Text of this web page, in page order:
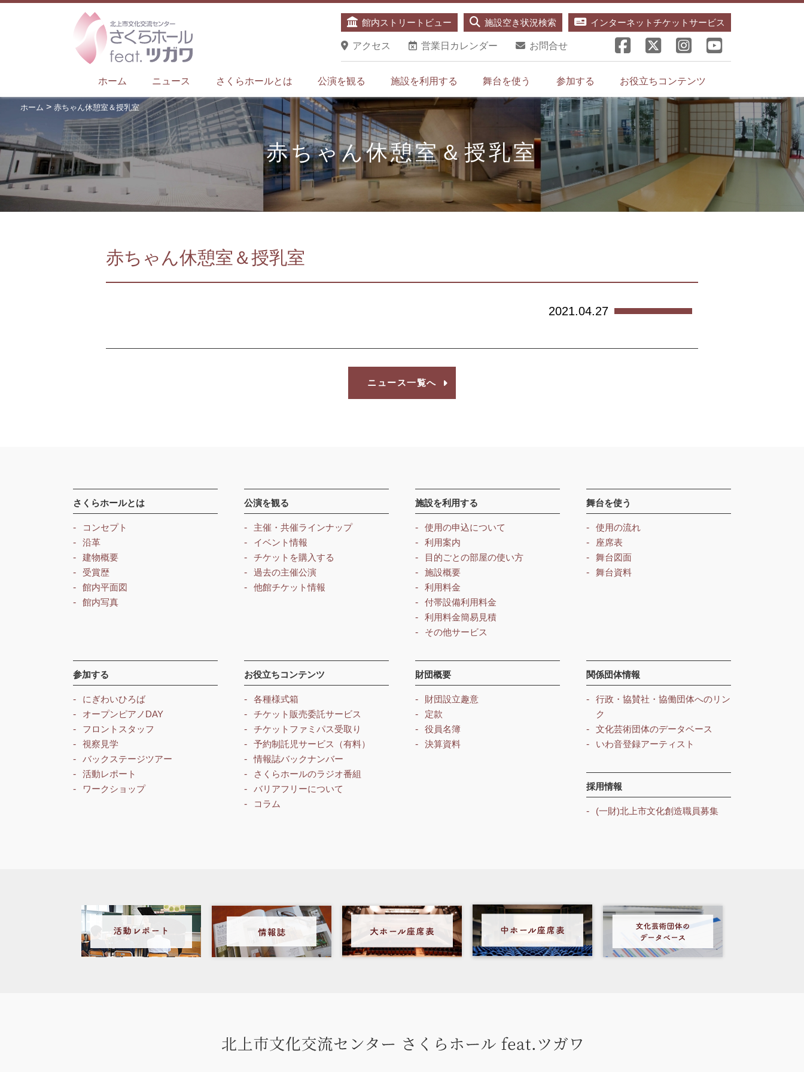
館内ストリートビュー 施設空き状況検索 インターネットチケットサービス
アクセス 営業日カレンダー お問合せ
ホーム ニュース さくらホールとは 公演を観る 施設を利用する 舞台を使う 参加する お役立ちコンテンツ
赤ちゃん休憩室＆授乳室
ホーム > 赤ちゃん休憩室＆授乳室
赤ちゃん休憩室＆授乳室
2021.04.27
ニュース一覧へ
さくらホールとは
コンセプト
沿革
建物概要
受賞歴
館内平面図
館内写真
公演を観る
主催・共催ラインナップ
イベント情報
チケットを購入する
過去の主催公演
他館チケット情報
施設を利用する
使用の申込について
利用案内
目的ごとの部屋の使い方
施設概要
利用料金
付帯設備利用料金
利用料金簡易見積
その他サービス
舞台を使う
使用の流れ
座席表
舞台図面
舞台資料
参加する
にぎわいひろば
オープンピアノDAY
フロントスタッフ
視察見学
バックステージツアー
活動レポート
ワークショップ
お役立ちコンテンツ
各種様式箱
チケット販売委託サービス
チケットファミパス受取り
予約制託児サービス（有料）
情報誌バックナンバー
さくらホールのラジオ番組
バリアフリーについて
コラム
財団概要
財団設立趣意
定款
役員名簿
決算資料
関係団体情報
行政・協賛社・協働団体へのリン
ク
文化芸術団体のデータベース
いわ音登録アーティスト
採用情報
(一財)北上市文化創造職員募集